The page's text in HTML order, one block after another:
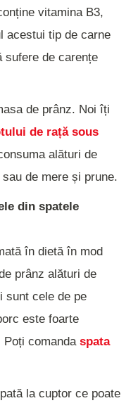
vitamina B3,
acestui tip de carne
sufere de carențe
de prânz. Noi îți
de rață sous
alături de
de mere și prune.
din spatele
în dietă în mod
prânz alături de
sunt cele de pe
este foarte
comanda spata
la cuptor ce poate